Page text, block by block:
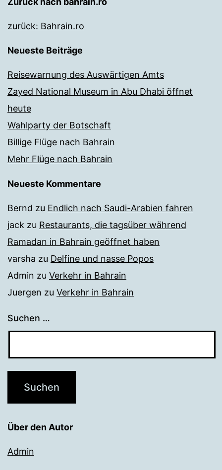
zurück: Bahrain.ro
Neueste Beiträge
Reisewarnung des Auswärtigen Amts
Zayed National Museum in Abu Dhabi öffnet
heute
Wahlparty der Botschaft
Billige Flüge nach Bahrain
Mehr Flüge nach Bahrain
Neueste Kommentare
Bernd zu Endlich nach Saudi-Arabien fahren
jack zu Restaurants, die tagsüber während
Ramadan in Bahrain geöffnet haben
varsha zu Delfine und nasse Popos
Admin zu Verkehr in Bahrain
Juergen zu Verkehr in Bahrain
Suchen …
Über den Autor
Admin